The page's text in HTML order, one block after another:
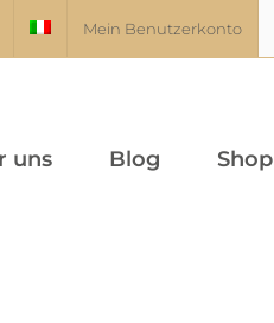
Mein Benutzerkonto
uns Blog Shop